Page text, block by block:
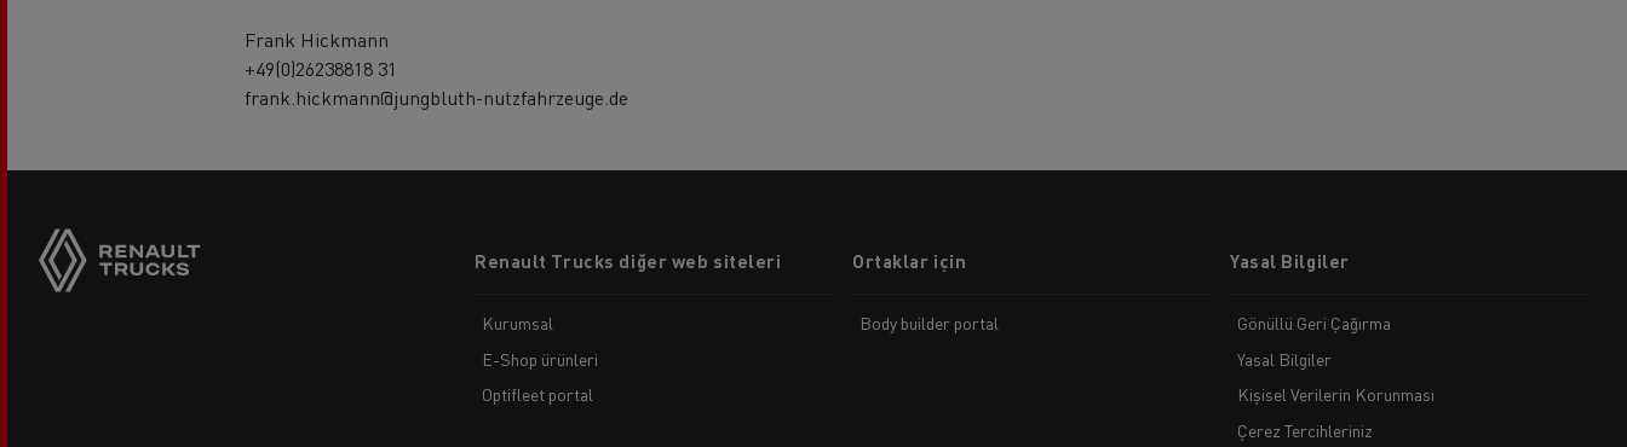
Frank Hickmann
+49(0)26238818 31
frank.hickmann@jungbluth-nutzfahrzeuge.de
menuRenault Trucks diğer web siteleri
Kurumsal
E-Shop ürünleri
Optifleet portal
Ortaklar için
Body builder portal
Yasal Bilgiler
Gönüllü Geri Çağırma
Yasal Bilgiler
Kişisel Verilerin Korunması
Çerez Tercihleriniz